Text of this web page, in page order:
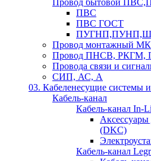
Провод бытовой
ПВС
ПВС ГОСТ
Провод монтажный
Провод ПНСВ,
Провода связи и
СИП, АС, А
03. Кабеленесущие системы
Кабель-канал
Кабель-канал In-
Аксессуары
(DKC)
Кабель-канал